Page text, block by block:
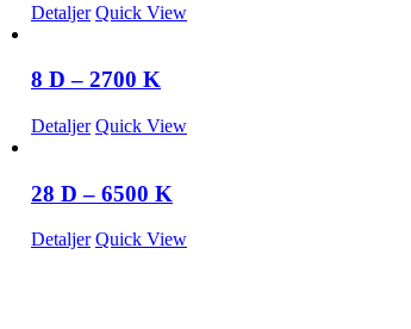
Detaljer Quick View
8 D – 2700 K
Detaljer Quick View
28 D – 6500 K
Detaljer Quick View